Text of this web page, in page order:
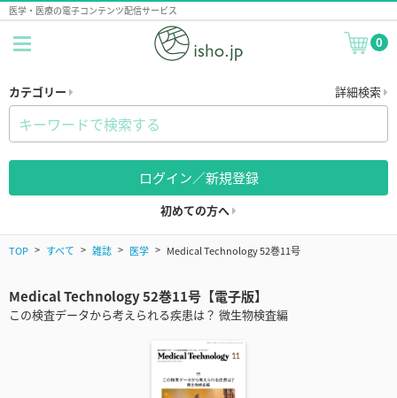
医学・医療の電子コンテンツ配信サービス
0
カテゴリー 詳細検索
ログイン／新規登録
初めての方へ
TOP すべて 雑誌 医学 Medical Technology 52巻11号
Medical Technology 52巻11号【電子版】
この検査データから考えられる疾患は？ 微生物検査編